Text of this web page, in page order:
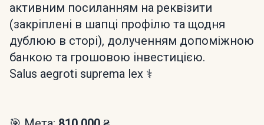
активним посиланням на реквізити
(закріплені в шапці профілю та щодня
дублюю в сторі), долученням допоміжною
банкою та грошовою інвестицією.
Salus aegroti suprema lex ⚕️